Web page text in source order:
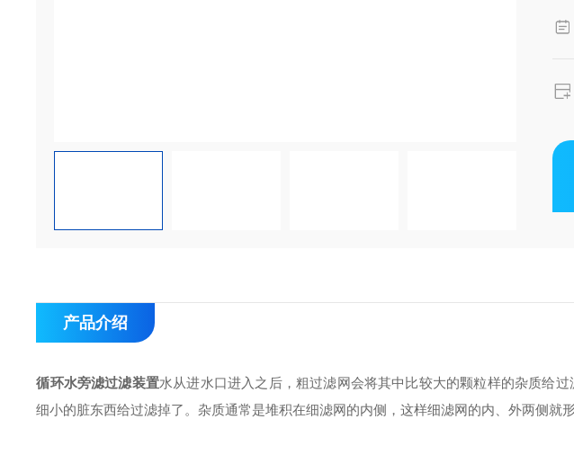
产品介绍
循环水旁滤过滤装置水从进水口进入之后，粗过滤网会将其中比较大的颗粒样的杂质给
细小的脏东西给过滤掉了。杂质通常是堆积在细滤网的内侧，这样细滤网的内、外两侧就